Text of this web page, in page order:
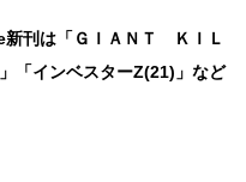
刊は「ＧＩＡＮＴ ＫＩＬ
「インベスターZ(21)」など